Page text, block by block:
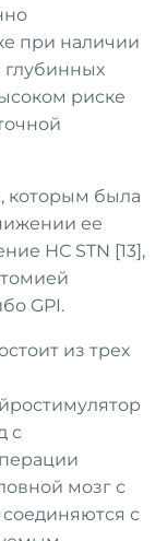
при наличии
глубинных
риске
которым была
ее
НС STN [13],
GPI.
из трех
с
мозг с
соединяются с